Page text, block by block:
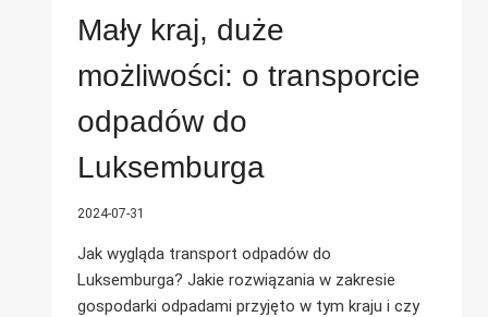
Mały kraj, duże
możliwości: o transporcie
odpadów do
Luksemburga
2024-07-31
Jak wygląda transport odpadów do
Luksemburga? Jakie rozwiązania w zakresie
gospodarki odpadami przyjęto w tym kraju i czy